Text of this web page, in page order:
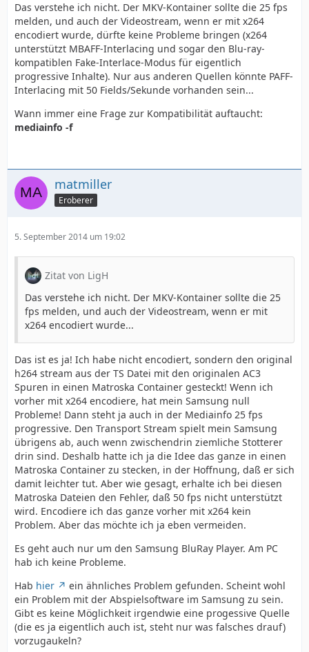
Das verstehe ich nicht. Der MKV-Kontainer sollte die 25 fps
melden, und auch der Videostream, wenn er mit x264
encodiert wurde, dürfte keine Probleme bringen (x264
unterstützt MBAFF-Interlacing und sogar den Blu-ray-
kompatiblen Fake-Interlace-Modus für eigentlich
progressive Inhalte). Nur aus anderen Quellen könnte PAFF-
Interlacing mit 50 Fields/Sekunde vorhanden sein...
Wann immer eine Frage zur Kompatibilität auftaucht:
mediainfo -f
matmiller
Eroberer
5. September 2014 um 19:02
Zitat von LigH
Das verstehe ich nicht. Der MKV-Kontainer sollte die 25
fps melden, und auch der Videostream, wenn er mit
x264 encodiert wurde...
Das ist es ja! Ich habe nicht encodiert, sondern den original
h264 stream aus der TS Datei mit den originalen AC3
Spuren in einen Matroska Container gesteckt! Wenn ich
vorher mit x264 encodiere, hat mein Samsung null
Probleme! Dann steht ja auch in der Mediainfo 25 fps
progressive. Den Transport Stream spielt mein Samsung
übrigens ab, auch wenn zwischendrin ziemliche Stotterer
drin sind. Deshalb hatte ich ja die Idee das ganze in einen
Matroska Container zu stecken, in der Hoffnung, daß er sich
damit leichter tut. Aber wie gesagt, erhalte ich bei diesen
Matroska Dateien den Fehler, daß 50 fps nicht unterstützt
wird. Encodiere ich das ganze vorher mit x264 kein
Problem. Aber das möchte ich ja eben vermeiden.
Es geht auch nur um den Samsung BluRay Player. Am PC
hab ich keine Probleme.
Hab hier
ein ähnliches Problem gefunden. Scheint wohl
ein Problem mit der Abspielsoftware im Samsung zu sein.
Gibt es keine Möglichkeit irgendwie eine progessive Quelle
(die es ja eigentlich auch ist, steht nur was falsches drauf)
vorzugaukeln?